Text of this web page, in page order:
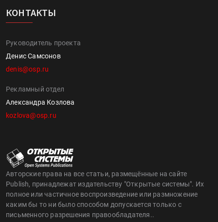
КОНТАКТЫ
Руководитель проекта
Денис Самсонов
denis@osp.ru
Рекламный отдел
Александра Козлова
kozlova@osp.ru
Авторские права на все статьи, размещённые на сайте
Publish, принадлежат издательству "Открытые системы". Их
полное или частичное воспроизведение или размножение
каким бы то ни было способом допускается только с
письменного разрешения правообладателя..